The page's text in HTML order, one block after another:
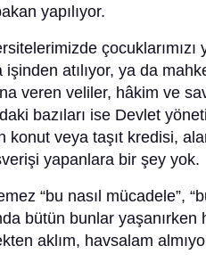
yapılıyor.
atılıyor, ya da
veren veliler, hâkim ve
bazıları ise Devlet
konut veya taşıt kredisi,
yapanlara bir şey yok.
“bu nasıl mücadele”,
bütün bunlar yaşanırken
aklım, havsalam